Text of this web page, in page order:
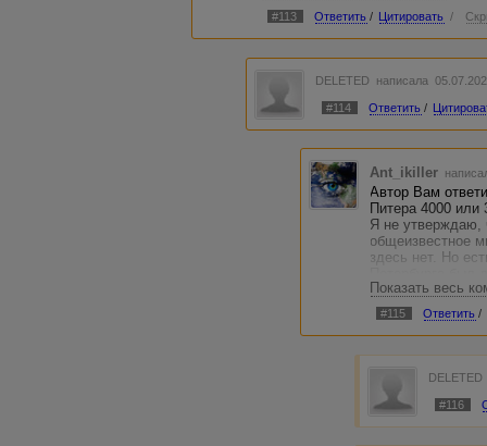
не исторического рассказа, а
#113 Ответить / Цитировать /
DELETED написала
#114 Ответить /
Ant_ikiller
Автор Вам
Питера 4000 или
Я не утверждаю,
общеизвестное
здесь нет. Но
достался
были
Все версии
болоте нет
Показать весь
#115 Ответить /
DELETED
#116